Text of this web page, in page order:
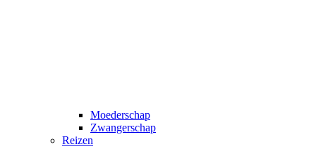
Moederschap
Zwangerschap
Reizen